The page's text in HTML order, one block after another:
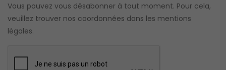
Vous pouvez vous désabonner à tout moment. Pour cela,
veuillez trouver nos coordonnées dans les mentions
légales.